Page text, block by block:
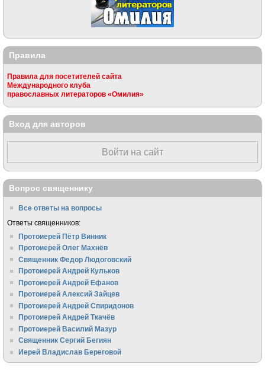
Правила
Правила для посетителей сайта
Международного клуба
православных литераторов «Омилия»
Вход для авторов
Войти на сайт
Вопрос священнику
Все ответы на вопросы
Ответы священников:
Протоиерей Пётр Винник
Протоиерей Олег Махнёв
Священник Федор Людоговский
Протоиерей Андрей Кульков
Протоиерей Андрей Ефанов
Протоиерей Алексий Зайцев
Протоиерей Андрей Спиридонов
Протоиерей Андрей Ткачёв
Протоиерей Василий Мазур
Священник Сергий Бегиян
Иерей Владислав Береговой